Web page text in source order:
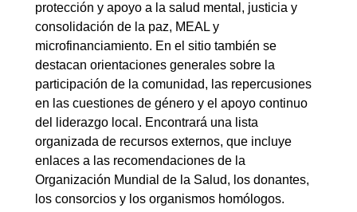
protección y apoyo a la salud mental, justicia y
consolidación de la paz, MEAL y
microfinanciamiento. En el sitio también se
destacan orientaciones generales sobre la
participación de la comunidad, las repercusiones
en las cuestiones de género y el apoyo continuo
del liderazgo local. Encontrará una lista
organizada de recursos externos, que incluye
enlaces a las recomendaciones de la
Organización Mundial de la Salud, los donantes,
los consorcios y los organismos homólogos.